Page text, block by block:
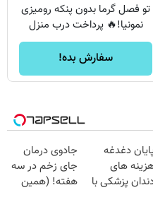
تو فصل گرما بدون پنکه رومیزی
نمونیا!🔥 پرداخت درب منزل
سفارش بده!
دغدغه
های
پزشکی با
جادوی درمان
جای زخم در سه
هفته! (همین